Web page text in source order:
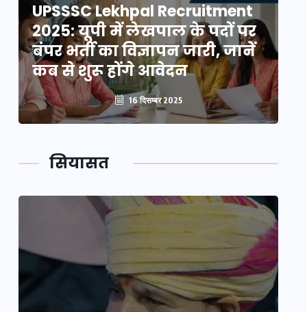
UPSSSC Lekhpal Recruitment
2025: यूपी में लेखपाल के पदों पर
बंपर भर्ती का विज्ञापन जारी, जानें
कब से शुरू होंगे आवेदन
16 दिसम्बर 2025
सियासत